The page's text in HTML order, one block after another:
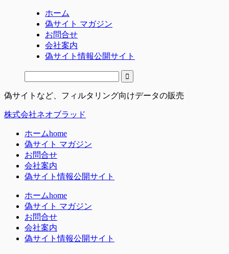
ホーム
偽サイト マガジン
お問合せ
会社案内
偽サイト情報公開サイト
偽サイトなど、フィルタリング向けデータの販売
株式会社ネオブラッド
ホームhome
偽サイト マガジン
お問合せ
会社案内
偽サイト情報公開サイト
ホームhome
偽サイト マガジン
お問合せ
会社案内
偽サイト情報公開サイト